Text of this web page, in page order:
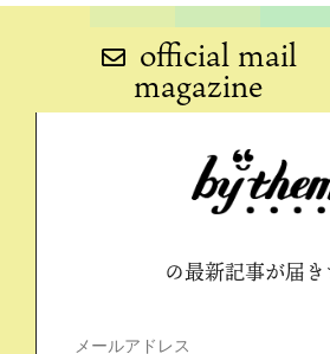
official mail
magazine
の最新記事が届